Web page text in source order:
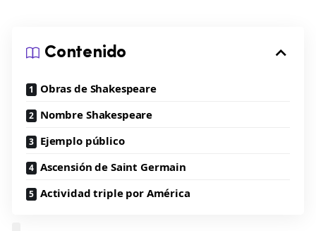
Contenido
Obras de Shakespeare
Nombre Shakespeare
Ejemplo público
Ascensión de Saint Germain
Actividad triple por América